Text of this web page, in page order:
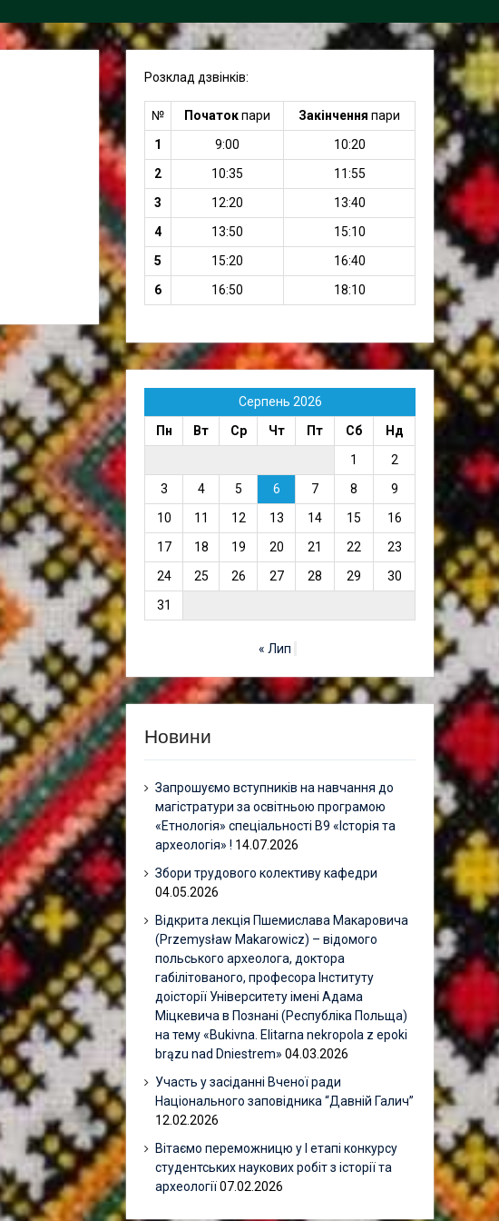
Розклад дзвінків:
№ Початокпари Закінчення пари
1
9:00
10:20
2
10:35
11:55
3
12:20
13:40
4
13:50
15:10
5
15:20
16:40
6
16:50 18:10
Серпень 2026
Пн
Вт Ср Чт Пт Сб
Нд
1
2
3
4 5 6 7 8
9
10
11 12 13 14 15
16
17
18 19 20 21 22
23
24
25 26 27 28 29
30
31
« Лип
Новини
Запрошуємо вступників на навчання до
магістратури за освітньою програмою
«Етнологія» спеціальності В9 «Історія та
археологія» ! 14.07.2026
Збори трудового колективу кафедри
04.05.2026
Відкрита лекція Пшемислава Макаровича
(Przemysław Makarowicz) – відомого
польського археолога, доктора
габілітованого, професора Інституту
доісторії Університету імені Адама
Міцкевича в Познані (Республіка Польща)
на тему «Bukivna. Elitarna nekropola z epoki
brązu nad Dniestrem» 04.03.2026
Участь у засіданні Вченої ради
Національного заповідника “Давній Галич”
12.02.2026
Вітаємо переможницю у І етапі конкурсу
студентських наукових робіт з історії та
археології07.02.2026